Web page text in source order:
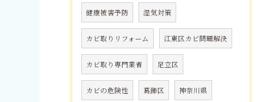
健康被害予防 湿気対策
カビ取りリフォーム 江東区カビ問題解決
カビ取り専門業者 足立区
カビの危険性 葛飾区 神奈川県